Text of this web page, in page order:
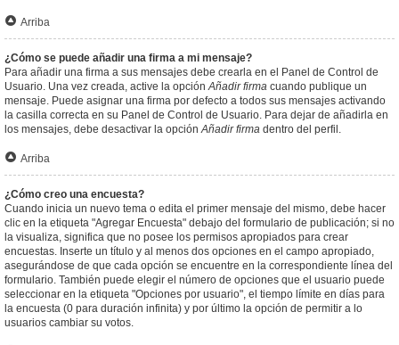
Arriba
¿Cómo se puede añadir una firma a mi mensaje?
Para añadir una firma a sus mensajes debe crearla en el Panel de Control de
Usuario. Una vez creada, active la opciónAñadir firma cuando publique un
mensaje. Puede asignar una firma por defecto a todos sus mensajes activando
la casilla correcta en su Panel de Control de Usuario. Para dejar de añadirla en
los mensajes, debe desactivar la opciónAñadir firma dentro del perfil.
Arriba
¿Cómo creo una encuesta?
Cuando inicia un nuevo tema o edita el primer mensaje del mismo, debe hacer
clic en la etiqueta "Agregar Encuesta" debajo del formulario de publicación; si no
la visualiza, significa que no posee los permisos apropiados para crear
encuestas. Inserte un título y al menos dos opciones en el campo apropiado,
asegurándose de que cada opción se encuentre en la correspondiente línea del
formulario. También puede elegir el número de opciones que el usuario puede
seleccionar en la etiqueta "Opciones por usuario", el tiempo límite en días para
la encuesta (0 para duración infinita) y por último la opción de permitir a lo
usuarios cambiar su votos.